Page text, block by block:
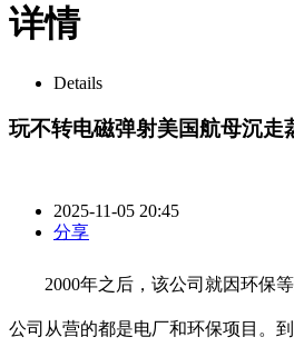
详情
Details
玩不转电磁弹射美国航母沉走
2025-11-05 20:45
分享
2000年之后，该公司就因环保等
公司从营的都是电厂和环保项目。